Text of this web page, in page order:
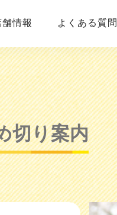
舗情報 よくある質問
切り案内